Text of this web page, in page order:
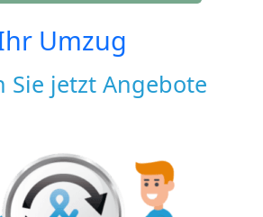
Umzug
Sie jetzt Angebote